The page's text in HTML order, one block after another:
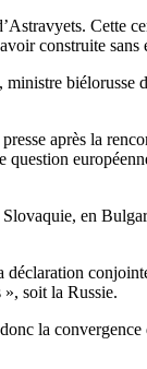
Cette
construite
biélorusse
après la
en
», soit la Russie.
la